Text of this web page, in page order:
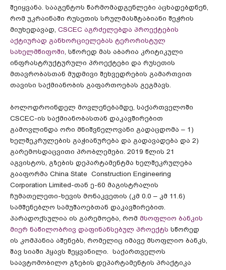
შეიყვანა. სააგენტოს წარმომადგენლები აცხადებდნენ,
რომ უკრაინაში რუსეთის სრულმასშტაბიანი შეჭრის
მიუხედავად, CSCEC აგრძელებდა პროექტების
აქტიურად განხორციელებას ტერორისტულ
სახელმწიფოში, სწორედ მას აბარია კრიტიკული
ინფრასტრუქტურული პროექტები და რუსეთის
მთავრობასთან მუდმივი შეხვედრების გამართვით
თავისი საქმიანობის გაფართოებას გეგმავს.
ბოლოდროინდელ მოვლენებამდე, საქართველოში
CSCEC-ის საქმიანობასთან დაკავშირებით
გამოვლინდა ორი მნიშვნელოვანი გადაცდომა – 1)
ხელშეკრულების გაჭიანურება და გადავადება და 2)
გარემოსდაცვითი პრობლემები. 2019 წლის 21
აგვისტოს, გზების დეპარტამენტმა ხელშეკრულება
გააფორმა China State Construction Engineering
Corporation Limited-თან ე-60 მაგისტრალის
ჩუმათელეთი-ხევის მონაკვეთის (კმ 0.0 – კმ 11.6)
სამშენებლო სამუშაოებთან დაკავშირებით.
პარადოქსულია ის გარემოება, რომ მსოფლიო ბანკის
მიერ ნაწილობრივ დაფინანსებულ პროექტს სწორედ
ის კომპანია აშენებს, რომელიც იმავე მსოფლიო ბანკს,
შავ სიაში ჰყავს შეყვანილი. საქართველოს
საავტომობილო გზების დეპარტამენტის პრაქტიკა